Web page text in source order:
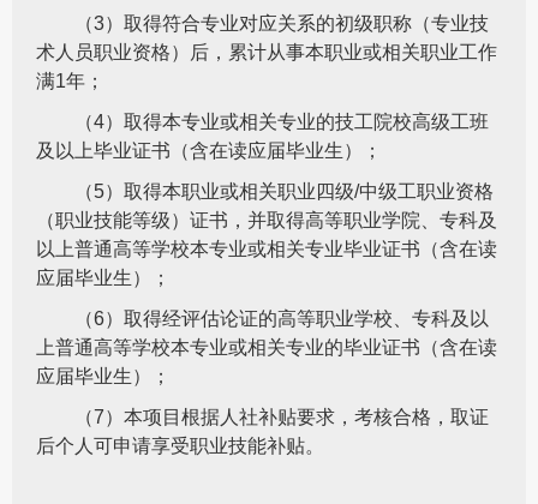
（3）取得符合专业对应关系的初级职称（专业技
术人员职业资格）后，累计从事本职业或相关职业工作
满1年；
（4）取得本专业或相关专业的技工院校高级工班
及以上毕业证书（含在读应届毕业生）；
（5）取得本职业或相关职业四级/中级工职业资格
（职业技能等级）证书，并取得高等职业学院、专科及
以上普通高等学校本专业或相关专业毕业证书（含在读
应届毕业生）；
（6）取得经评估论证的高等职业学校、专科及以
上普通高等学校本专业或相关专业的毕业证书（含在读
应届毕业生）；
（7）本项目根据人社补贴要求，考核合格，取证
后个人可申请享受职业技能补贴。